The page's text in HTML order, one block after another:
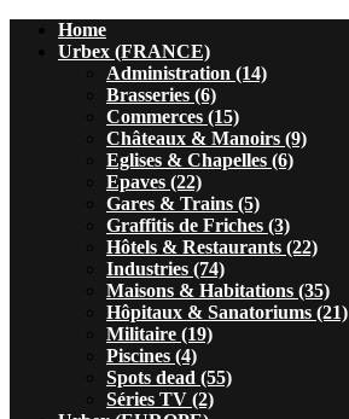
Home
Urbex (FRANCE)
Administration (14)
Brasseries (6)
Commerces (15)
Châteaux & Manoirs (9)
Eglises & Chapelles (6)
Epaves (22)
Gares & Trains (5)
Graffitis de Friches (3)
Hôtels & Restaurants (22)
Industries (74)
Maisons & Habitations (35)
Hôpitaux & Sanatoriums (21)
Militaire (19)
Piscines (4)
Spots dead (55)
Séries TV (2)